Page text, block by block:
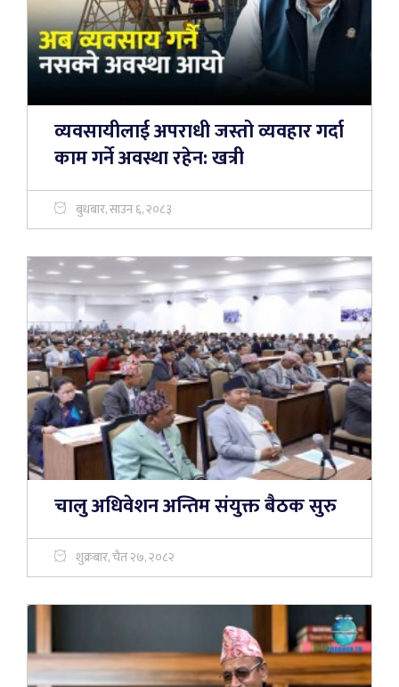
व्यवसायीलाई अपराधी जस्तो व्यवहार गर्दा
काम गर्ने अवस्था रहेन: खत्री
बुधबार, साउन ६, २०८३
चालु अधिवेशन अन्तिम संयुक्त बैठक सुरु
शुक्रबार, चैत २७, २०८२